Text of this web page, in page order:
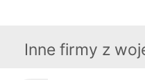
Inne firmy z